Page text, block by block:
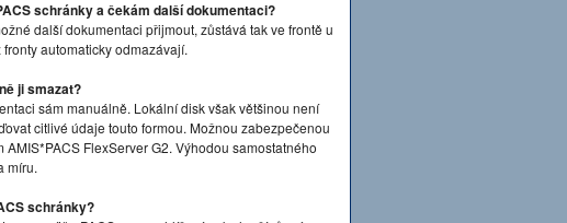
schránky a čekám další dokumentaci?
další dokumentaci přijmout, zůstává tak ve frontě u
automaticky odmazávají.
ji smazat?
sám manuálně. Lokální disk však většinou není
citlivé údaje touto formou. Možnou zabezpečenou
FlexServer G2. Výhodou samostatného
míru.
schránky?